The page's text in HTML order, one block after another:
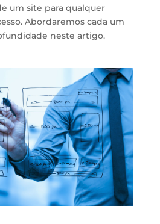
um site para qualquer
Abordaremos cada um
neste artigo.